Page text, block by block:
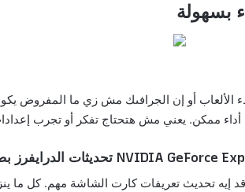
بسهولة
الألعاب أو إن الجرافىك مش زي ما المفروض
ممكن. يعني مش هتحتاج تفكر أو تجرب
تحديثات الدرايفرز
قد إيه تحديث تعريفات كارت الشاشة مهم. كل ما